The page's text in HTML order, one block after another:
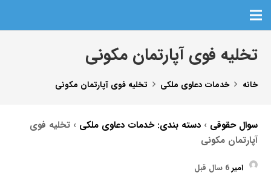
تخلیه فوی آپارتمان مکونی
خانه خدمات دعاوی ملکی تخلیه فوی آپارتمان مکونی
سوال حقوقی ›دسته بندی: خدمات دعاوی ملکی ›تخلیه فوی
آپارتمان مکونی
امیر6 سال قبل